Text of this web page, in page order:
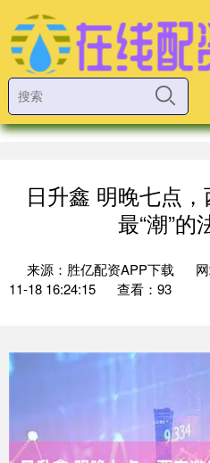
日升鑫 明晚七点
最“潮”的
来源：胜亿配资APP下载
11-18 16:24:15
查看：93